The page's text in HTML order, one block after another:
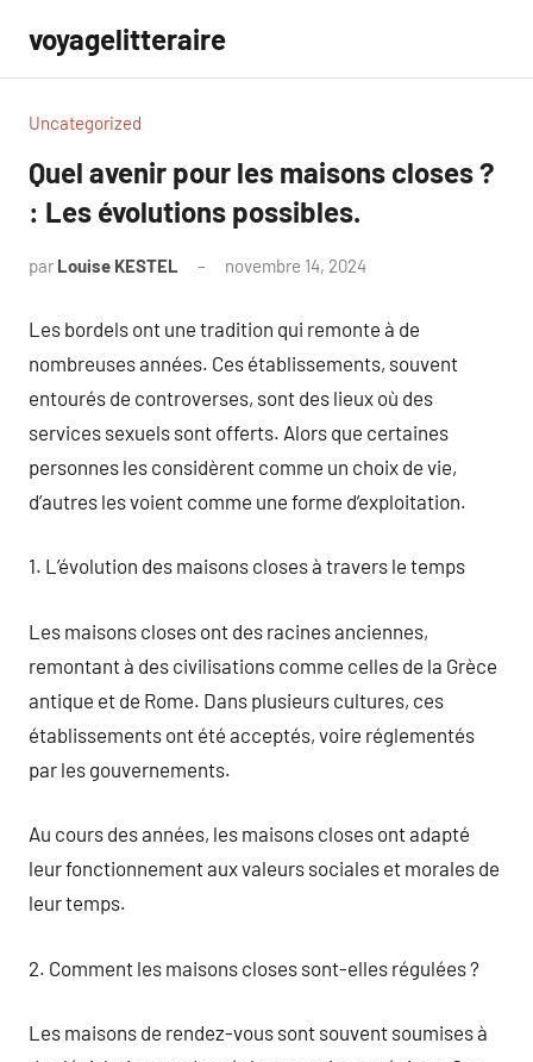
contenu
voyagelitteraire
Uncategorized
Quel avenir pour les maisons closes ?
: Les évolutions possibles.
par Louise KESTEL novembre 14, 2024
Les bordels ont une tradition qui remonte à de
nombreuses années. Ces établissements, souvent
entourés de controverses, sont des lieux où des
services sexuels sont offerts. Alors que certaines
personnes les considèrent comme un choix de vie,
d’autres les voient comme une forme d’exploitation.
1. L’évolution des maisons closes à travers le temps
Les maisons closes ont des racines anciennes,
remontant à des civilisations comme celles de la Grèce
antique et de Rome. Dans plusieurs cultures, ces
établissements ont été acceptés, voire réglementés
par les gouvernements.
Au cours des années, les maisons closes ont adapté
leur fonctionnement aux valeurs sociales et morales de
leur temps.
2. Comment les maisons closes sont-elles régulées ?
Les maisons de rendez-vous sont souvent soumises à